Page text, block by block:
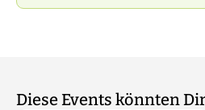
Diese Events könnten